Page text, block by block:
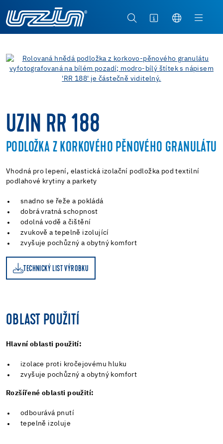
UZIN RR 188
PODLOŽKA Z KORKOVÉHO PĚNOVÉHO GRANULÁTU
Vhodná pro lepení, elastická izolační podložka pod textilní
podlahové krytiny a parkety
snadno se řeže a pokládá
dobrá vratná schopnost
odolná vodě a čištění
zvukově a tepelně izolující
zvyšuje pochůzný a obytný komfort
TECHNICKÝ LIST VÝROBKU
OBLAST POUŽITÍ
Hlavní oblasti použití:
izolace proti kročejovému hluku
zvyšuje pochůzný a obytný komfort
Rozšířené oblasti použití:
odbourává pnutí
tepelně izoluje